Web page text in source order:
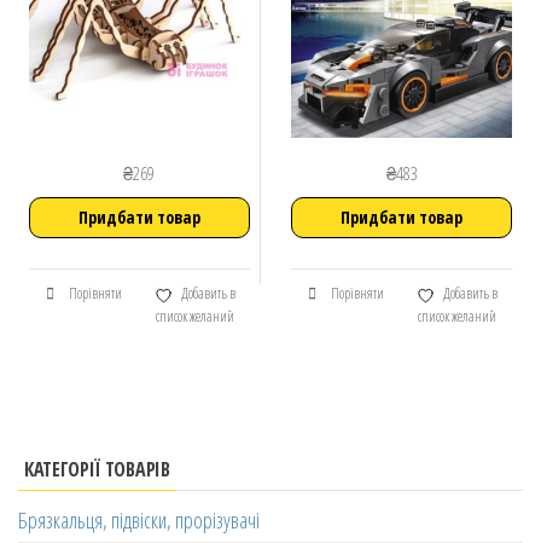
₴269
Придбати товар
Порівняти
Добавить в
список желаний
₴483
Придбати товар
Порівняти
Добавить в
список желаний
КАТЕГОРІЇ ТОВАРІВ
Брязкальця, підвіски, прорізувачі